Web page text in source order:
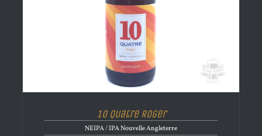
10 Quatre Roger
NEIPA / IPA Nouvelle Angleterre